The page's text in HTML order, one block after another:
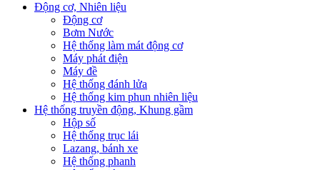
Động cơ, Nhiên liệu
Động cơ
Bơm Nước
Hệ thống làm mát động cơ
Máy phát điện
Máy đề
Hệ thống đánh lửa
Hệ thống kim phun nhiên liệu
Hệ thống truyền động, Khung gầm
Hộp số
Hệ thống trục lái
Lazang, bánh xe
Hệ thống phanh